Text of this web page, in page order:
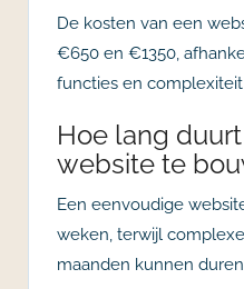
De kosten van een
€650 en €1350,
functies en
Hoe lang
website te
Een eenvoudige
weken, terwijl
maanden kunnen